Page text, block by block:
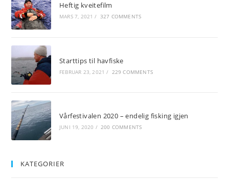
Heftig kveitefilm
MARS 7, 2021 / 327 COMMENTS
Starttips til havfiske
FEBRUAR 23, 2021 / 229 COMMENTS
Vårfestivalen 2020 – endelig fisking igjen
JUNI 19, 2020 / 200 COMMENTS
KATEGORIER